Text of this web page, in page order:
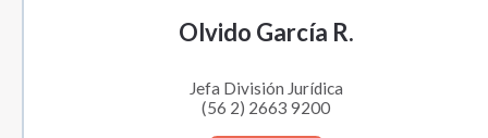
Olvido García R.
Jefa División Jurídica
(56 2) 2663 9200